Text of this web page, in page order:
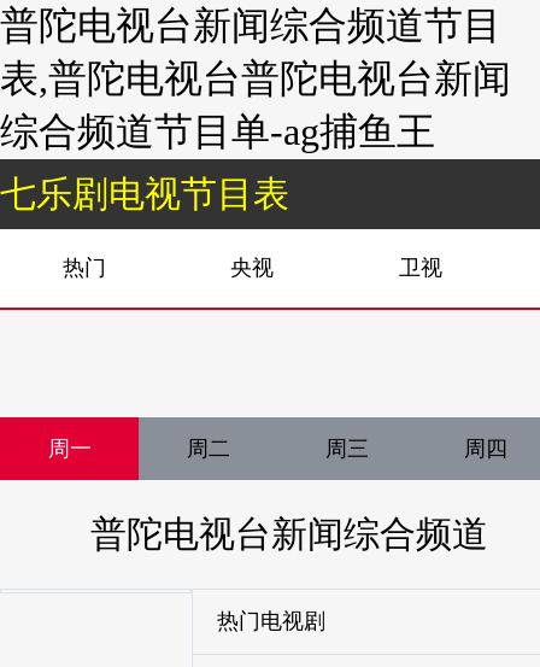
普陀电视台新闻综合频道节目
表,普陀电视台普陀电视台新闻
综合频道节目单-ag捕鱼王
七乐剧电视节目表
热门 央视 卫视
周一 周二 周三 周四
普陀电视台新闻综合频道
热门电视剧